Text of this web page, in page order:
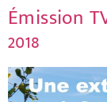
Émission
2018